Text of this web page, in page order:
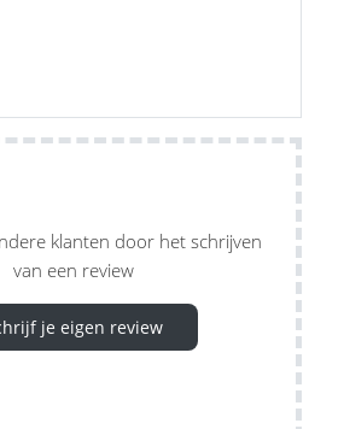
klanten door het schrijven
van een review
je eigen review